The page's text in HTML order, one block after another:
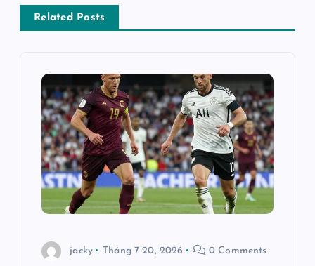
u
Related Posts
jacky Tháng 7 20, 2026 0 Comments